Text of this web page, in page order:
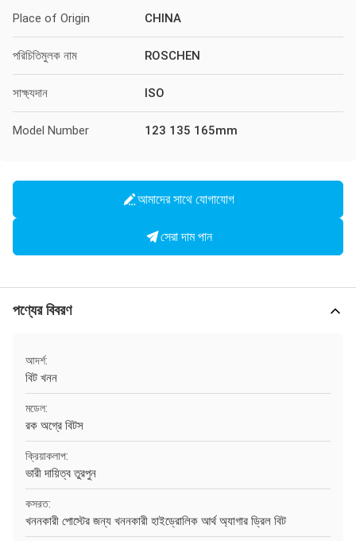
Place of Origin CHINA
পরিচিতিমুলক নাম ROSCHEN
সাক্ষ্যদান ISO
Model Number 123 135 165mm
আমাদের সাথে যোগাযোগ
সেরা দাম পান
পণ্যের বিবরণ
আদর্শ:
বিট খনন
মডেল:
রক অগ্রে বিটস
ক্রিয়াকলাপ:
ভারী দায়িত্ব তুরপুন
কসরত:
খননকারী পোস্টের জন্য খননকারী হাইড্রোলিক আর্থ অ্যাগার ড্রিল বিট